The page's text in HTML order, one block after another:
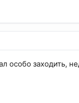
особо заходить,